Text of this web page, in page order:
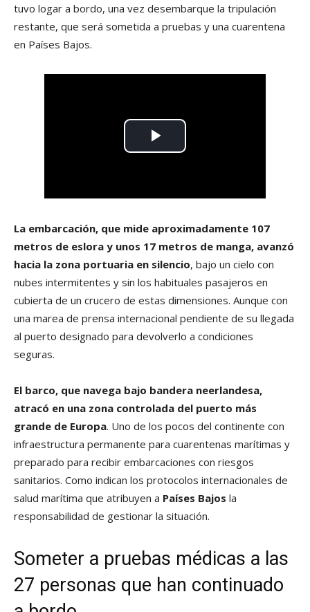
tuvo logar a bordo, una vez desembarque la tripulación
restante, que será sometida a pruebas y una cuarentena
en Países Bajos.
La embarcación, que mide aproximadamente 107
metros de eslora y unos 17 metros de manga, avanzó
hacia la zona portuaria en silencio, bajo un cielo con
nubes intermitentes y sin los habituales pasajeros en
cubierta de un crucero de estas dimensiones. Aunque con
una marea de prensa internacional pendiente de su llegada
al puerto designado para devolverlo a condiciones
seguras.
El barco, que navega bajo bandera neerlandesa,
atracó en una zona controlada del puerto más
grande de Europa. Uno de los pocos del continente con
infraestructura permanente para cuarentenas marítimas y
preparado para recibir embarcaciones con riesgos
sanitarios. Como indican los protocolos internacionales de
salud marítima que atribuyen a Países Bajos la
responsabilidad de gestionar la situación.
Someter a pruebas médicas a las
27 personas que han continuado